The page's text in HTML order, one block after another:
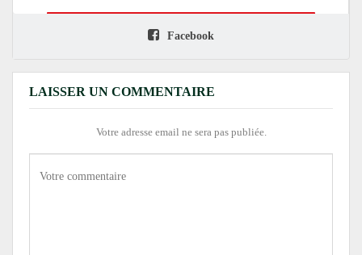
Facebook
LAISSER UN COMMENTAIRE
Votre adresse email ne sera pas publiée.